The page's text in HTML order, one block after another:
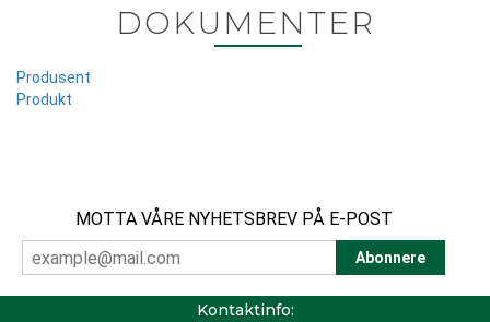
DOKUMENTER
Produsent
Produkt
MOTTA VÅRE NYHETSBREV PÅ E-POST
Kontaktinfo: